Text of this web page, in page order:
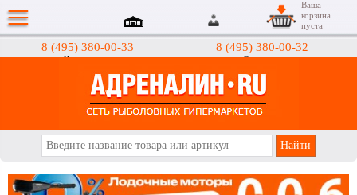
8 (495) 380-00-33
Интернет-магазин
8 (495) 380-00-32
Гипермаркеты
Ваша
корзина
пуста